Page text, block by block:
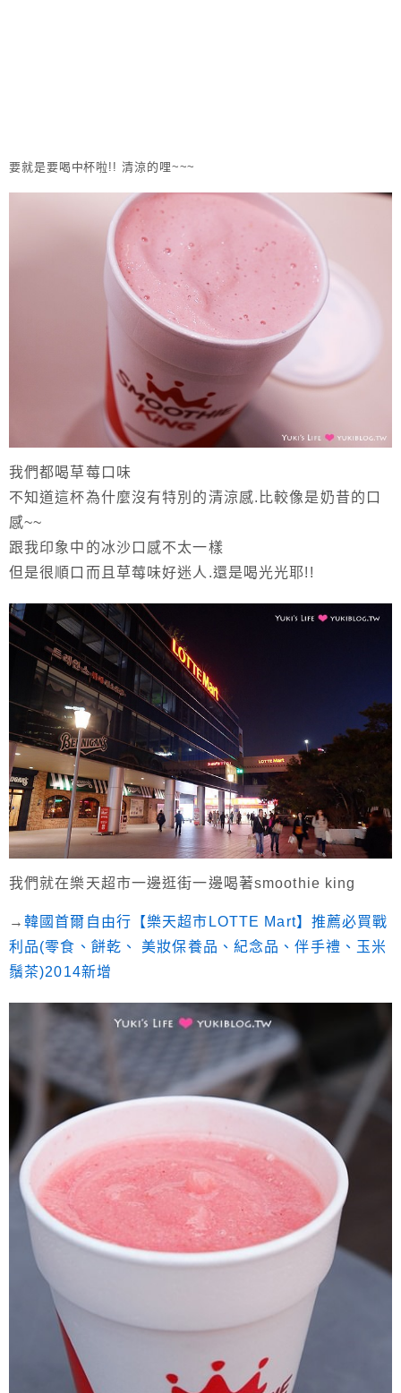
要就是要喝中杯啦!! 清涼的哩~~~
我們都喝草莓口味
不知道這杯為什麼沒有特別的清涼感.比較像是奶昔的口
感~~
跟我印象中的冰沙口感不太一樣
但是很順口而且草莓味好迷人.還是喝光光耶!!
我們就在樂天超市一邊逛街一邊喝著smoothie king
→韓國首爾自由行【樂天超市LOTTE Mart】推薦必買戰
利品(零食、餅乾、 美妝保養品、紀念品、伴手禮、玉米
鬚茶)2014新增